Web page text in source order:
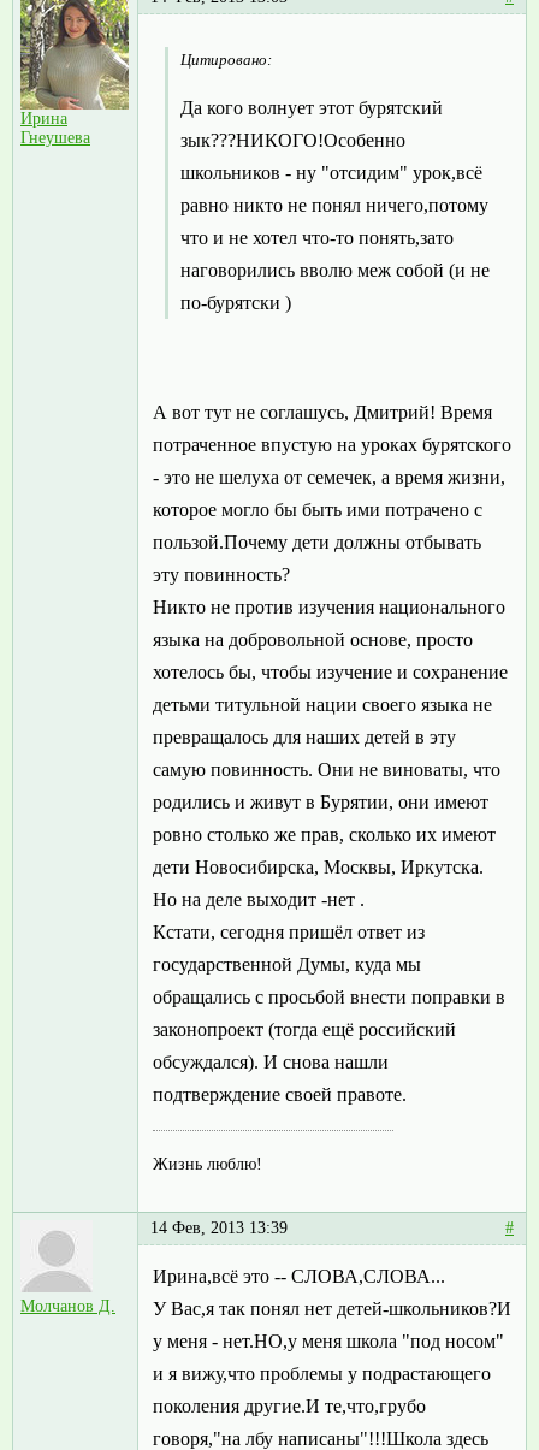
Ирина
Гнеушева
Цитировано:
Да кого волнует этот бурятский
зык???НИКОГО!Особенно
школьников - ну "отсидим" урок,всё
равно никто не понял ничего,потому
что и не хотел что-то понять,зато
наговорились вволю меж собой (и не
по-бурятски )
А вот тут не соглашусь, Дмитрий! Время
потраченное впустую на уроках бурятского
- это не шелуха от семечек, а время жизни,
которое могло бы быть ими потрачено с
пользой.Почему дети должны отбывать
эту повинность?
Никто не против изучения национального
языка на добровольной основе, просто
хотелось бы, чтобы изучение и сохранение
детьми титульной нации своего языка не
превращалось для наших детей в эту
самую повинность. Они не виноваты, что
родились и живут в Бурятии, они имеют
ровно столько же прав, сколько их имеют
дети Новосибирска, Москвы, Иркутска.
Но на деле выходит -нет .
Кстати, сегодня пришёл ответ из
государственной Думы, куда мы
обращались с просьбой внести поправки в
законопроект (тогда ещё российский
обсуждался). И снова нашли
подтверждение своей правоте.
Жизнь люблю!
Молчанов Д.
14 Фев, 2013 13:39 #
Ирина,всё это -- СЛОВА,СЛОВА...
У Вас,я так понял нет детей-школьников?И
у меня - нет.НО,у меня школа "под носом"
и я вижу,что проблемы у подрастающего
поколения другие.И те,что,грубо
говоря,"на лбу написаны"!!!Школа здесь